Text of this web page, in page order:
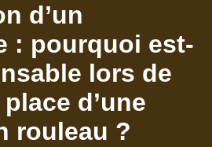
d’un
: pourquoi est-
lors de
d’une
rouleau ?